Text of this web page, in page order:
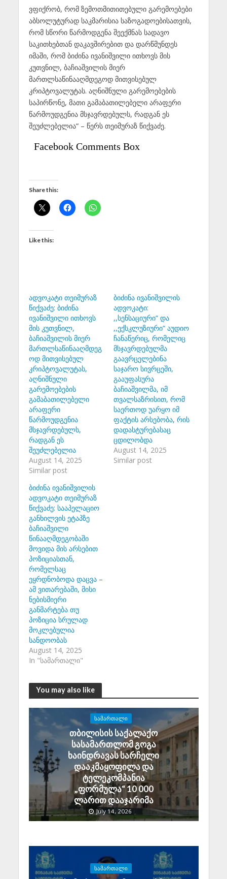
ვფიქრობ, რომ ზემოთმითითებული გარემოებები
აბსოლუტურად საკმარისია საზოგადოებისათვის,
რომ სწორი წარმოდგენა შეექმნას სადავო
საკითხებთან დაკავშირებით და დარწმუნდეს
იმაში, რომ ბიძინა ივანიშვილი ითხოვს მის
კუთვნილ, ბაჩიაშვილის მიერ
მართლსაწინააღმდეგოდ მითვისებულ
კრიპტოვალუტას. აღნიშნული გარემოებების
საპირწონე, მათი გამაბათილებელი არაფერი
წარმოუდგენია მსჯავრდებულს, რადგან ეს
შეუძლებელია“ – წერს თეიმურაზ წიქვაძე.
Facebook Comments Box
Share this:
Like this:
ადვოკატი თეიმურაზ
წიქვაძე: ბიძინა
ივანიშვილი ითხოვს
მის კუთვნილ,
ბაჩიაშვილის მიერ
მართლსაწინააღმდეგ
ოდ მითვისებულ
კრიპტოვალუტას,
აღნიშნული
გარემოებების
გამაბათილებელი
არაფერი
წარმოუდგენია
მსჯავრდებულს,
რადგან ეს
შეუძლებელია
August 14, 2025
Similar post
ბიძინა ივანიშვილის
ადვოკატი:
,,სენსაციური“ და
,,ექსკლუზიური“ აუდიო
ჩანაწერიც, რომელიც
მსჯავრდებულმა
გაავრცელებინა
საჯარო სივრცეში,
გააუფასურა
ბაჩიაშვილმა, იმ
თვალსაზრისით, რომ
საერთოდ უარყო იმ
ფაქტის არსებობა, რის
დადასტურებასაც
ცდილობდა
August 14, 2025
Similar post
ბიძინა ივანიშვილის
ადვოკატი თეიმურაზ
წიქვაძე: სააპელაციო
განხილვის ეტაპზე
ბაჩიაშვილი
წინააღმდეგობაში
მოვიდა მის არსებით
პოზიციასთან,
რომელსაც
ეყრდნობოდა დაცვა –
ამ ვითარებაში, მისი
ნებისმიერი
განმარტება თუ
პოზიცია სრულად
მოკლებულია
სანდოობას
August 14, 2025
In "სამართალი"
You may also like
ᲡᲐᲛᲐᲠᲗᲐᲚᲘ
თბილისის საქალაქო
სასამართლომ გოგა
ხაინდრავას სარჩელი
დააკმაყოფილა და
ტელეკომპანია
„ფორმულა“ 10 000
ლარით დააჯარიმა
July 14, 2026
ᲡᲐᲛᲐᲠᲗᲐᲚᲘ